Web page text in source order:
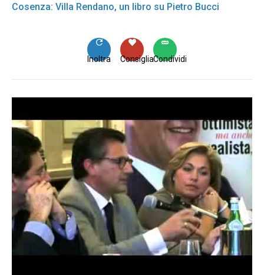
Cosenza: Villa Rendano, un libro su Pietro Bucci
Condividi
Consiglia
Inoltra